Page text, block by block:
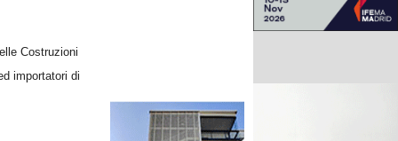
Costruzioni
importatori di